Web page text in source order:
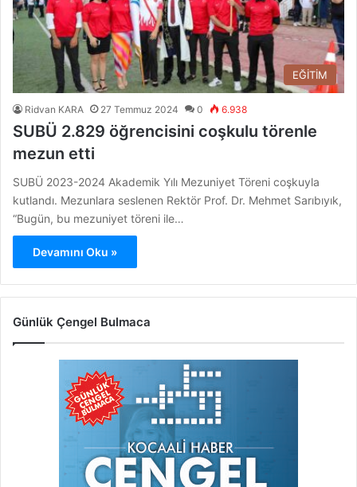
EĞİTİM
Ridvan KARA 27 Temmuz 2024 0 6.938
SUBÜ 2.829 öğrencisini coşkulu törenle
mezun etti
SUBÜ 2023-2024 Akademik Yılı Mezuniyet Töreni coşkuyla
kutlandı. Mezunlara seslenen Rektör Prof. Dr. Mehmet Sarıbıyık,
“Bugün, bu mezuniyet töreni ile…
Devamını Oku »
Günlük Çengel Bulmaca